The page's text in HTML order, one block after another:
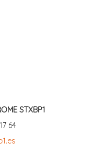
STXBP1
64‬